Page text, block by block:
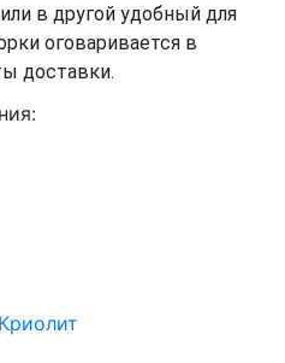
в другой удобный для
оговаривается в
доставки.